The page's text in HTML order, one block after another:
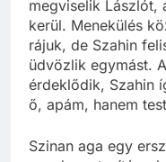
megviselik Lászlót,
kerül. Menekülés
rájuk, de Szahin
üdvözlik egymást.
érdeklődik, Szahin
ő, apám, hanem
Szinan aga egy